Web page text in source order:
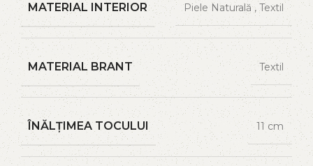
MATERIAL INTERIOR Piele Naturală, Textil
MATERIAL BRANT Textil
ÎNĂLȚIMEA TOCULUI 11 cm